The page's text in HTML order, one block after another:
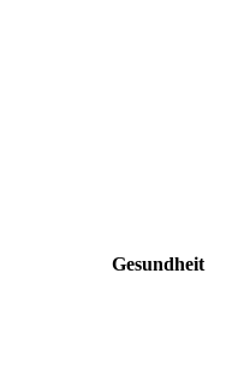
Gesundheit